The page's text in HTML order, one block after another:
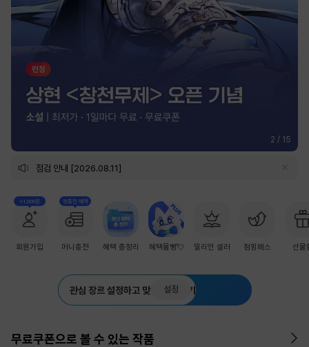
2 / 15
점검 안내 [2026.08.11]
+1,000원
회원가입
첫충전 혜택
머니충전 혜택 총정리 혜택몰빵💘 밀리언 셀러 점핑패스 선물
관심 장르 설정하고 맞춤 추천 받기
설정
무료쿠폰으로 볼 수 있는 작품